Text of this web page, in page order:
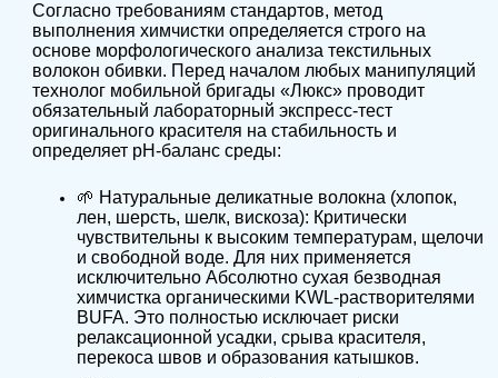
Согласно требованиям стандартов, метод
выполнения химчистки определяется строго на
основе морфологического анализа текстильных
волокон обивки. Перед началом любых манипуляций
технолог мобильной бригады «Люкс» проводит
обязательный лабораторный экспресс-тест
оригинального красителя на стабильность и
определяет pH-баланс среды:
🌱 Натуральные деликатные волокна (хлопок,
лен, шерсть, шелк, вискоза): Критически
чувствительны к высоким температурам, щелочи
и свободной воде. Для них применяется
исключительно Абсолютно сухая безводная
химчистка органическими KWL-растворителями
BUFA. Это полностью исключает риски
релаксационной усадки, срыва красителя,
перекоса швов и образования катышков.